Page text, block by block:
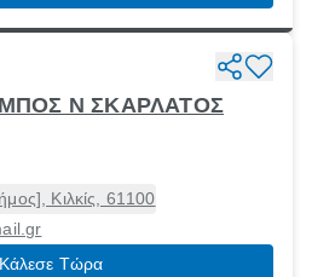
Ν ΣΚΑΡΛΑΤΟΣ
Κιλκίς, 61100
Κάλεσε Τώρα